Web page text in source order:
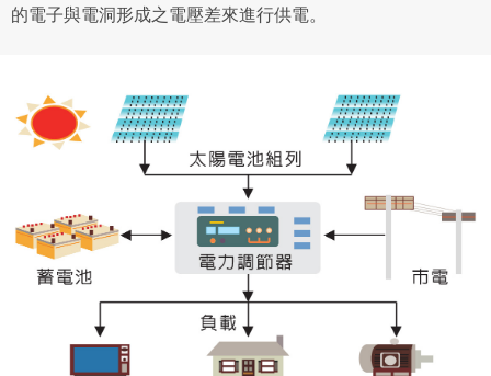
的電子與電洞形成之電壓差來進行供電。